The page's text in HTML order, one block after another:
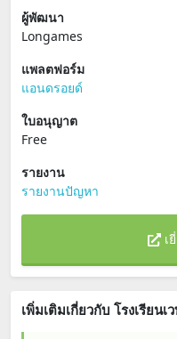
ผู้พัฒนา
Longames
แพลตฟอร์ม
แอนดรอยด์
ใบอนุญาต
Free
รายงาน
รายงานปัญหา
เ
เพิ่มเติมเกี่ยวกับ โรงเรียนเ